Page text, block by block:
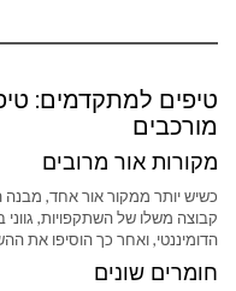
טיפים למתקדמים:
מורכבים
מקורות אור מרובים
כשיש יותר ממקור אור אחד, מבנה
קבוצה משלו של השתקפויות,
הדומיננטי, ואחר כך הוסיפו את
חומרים שונים